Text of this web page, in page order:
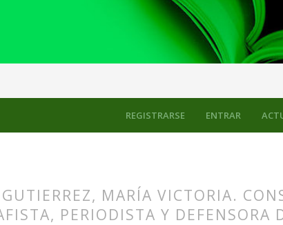
REGISTRARSE ENTRAR
GUTIERREZ, MARÍA VICTORIA.
PERIODISTA Y DEFENSORA